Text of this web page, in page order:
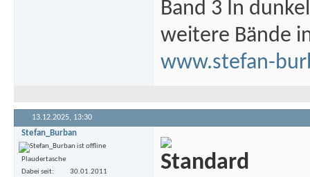
Band 3 In
weitere Bände
www.stefan-
13.12.2025, 13:30
Stefan_Burban
Plaudertasche
Dabei seit
30.01.2011